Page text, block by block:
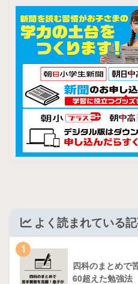
よく読まれている
1
四科のまとめで
60超えた勉強法